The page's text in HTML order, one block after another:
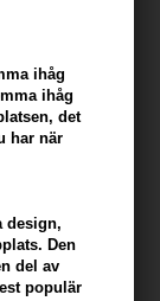
ihåg
ihåg
det
har när
design,
Den
del av
populär
och fyllig
Annuus